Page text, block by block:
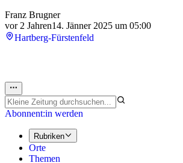
Franz Brugner
vor 2 Jahren14. Jänner 2025 um 05:00
Hartberg-Fürstenfeld
Abonnent:in werden
Rubriken
Orte
Themen